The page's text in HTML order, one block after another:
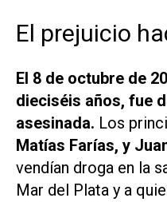
El prejuicio
El 8 de octubre de
dieciséis años, fue
asesinada. Los
Matías Farías, y
vendían droga en la
Mar del Plata y a